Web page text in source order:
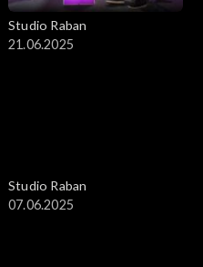
Studio Raban
21.06.2025
Studio Raban
07.06.2025